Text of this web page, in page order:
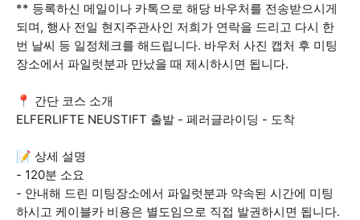
** 등록하신 메일이나 카톡으로 해당 바우처를 전송받으시게
되며, 행사 전일 현지주관사인 저희가 연락을 드리고 다시 한
번 날씨 등 일정체크를 해드립니다. 바우처 사진 캡처 후 미팅
장소에서 파일럿분과 만났을 때 제시하시면 됩니다.
📍 간단 코스 소개
ELFERLIFTE NEUSTIFT 출발 - 페러글라이딩 - 도착
📝 상세 설명
- 120분 소요
- 안내해 드린 미팅장소에서 파일럿분과 약속된 시간에 미팅
하시고 케이블카 비용은 별도임으로 직접 발권하시면 됩니다.